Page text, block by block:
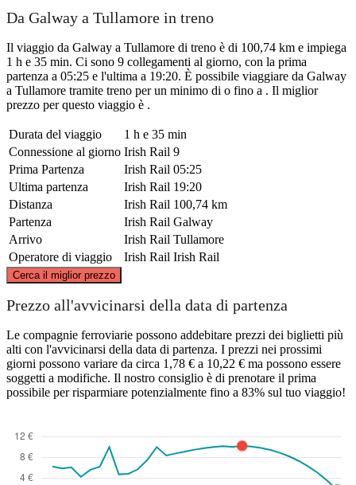
Da Galway a Tullamore in treno
Il viaggio da Galway a Tullamore di treno è di 100,74 km e impiega
1 h e 35 min. Ci sono 9 collegamenti al giorno, con la prima
partenza a 05:25 e l'ultima a 19:20. È possibile viaggiare da Galway
a Tullamore tramite treno per un minimo di o fino a . Il miglior
prezzo per questo viaggio è .
Durata del viaggio
1 h e 35 min
Connessione al giorno Irish Rail 9
Prima Partenza
Irish Rail 05:25
Ultima partenza
Irish Rail 19:20
Distanza
Irish Rail 100,74 km
Partenza
Irish Rail Galway
Arrivo
Irish Rail Tullamore
Operatore di viaggio
Irish Rail Irish Rail
Cerca il miglior prezzo
Galway
Tullamore
©CARTO, ©
Prezzo all'avvicinarsi della data di partenza
Le compagnie ferroviarie possono addebitare prezzi dei biglietti più
alti con l'avvicinarsi della data di partenza. I prezzi nei prossimi
giorni possono variare da circa 1,78 € a 10,22 € ma possono essere
soggetti a modifiche. Il nostro consiglio è di prenotare il prima
possibile per risparmiare potenzialmente fino a 83% sul tuo viaggio!